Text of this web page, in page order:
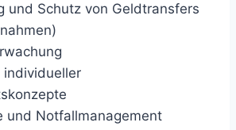
und Schutz von Geldtransfers
individueller
und Notfallmanagement